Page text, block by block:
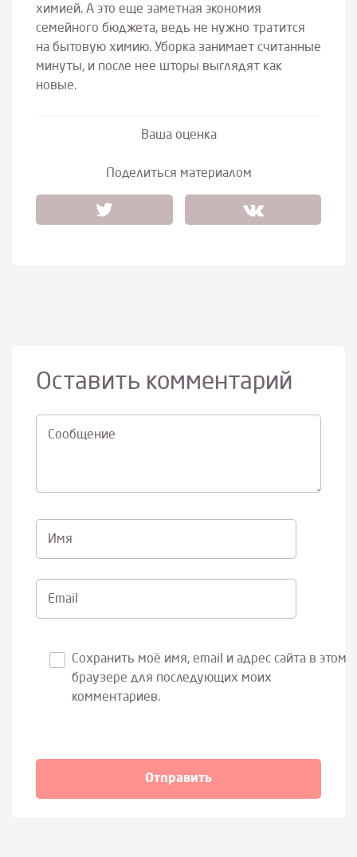
химией. А это еще заметная экономия
семейного бюджета, ведь не нужно тратится
на бытовую химию. Уборка занимает считанные
минуты, и после нее шторы выглядят как
новые.
Ваша оценка
Поделиться материалом
Оставить комментарий
Cообщение
Имя
Email
Сохранить моё имя, email и адрес сайта в этом
браузере для последующих моих
комментариев.